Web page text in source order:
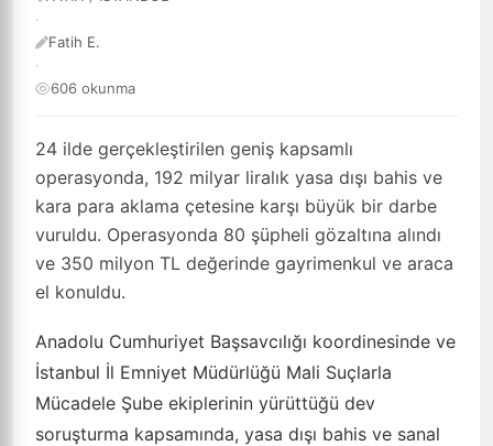
24 ilde gerçekleştirilen geniş kapsamlı
operasyonda, 192 milyar liralık yasa dışı bahis ve
kara para aklama çetesine karşı büyük bir darbe
vuruldu. Operasyonda 80 şüpheli gözaltına alındı
ve 350 milyon TL değerinde gayrimenkul ve araca
el konuldu.
·
Fatih E.
·
606 okunma
Anadolu Cumhuriyet Başsavcılığı koordinesinde ve
İstanbul İl Emniyet Müdürlüğü Mali Suçlarla
Mücadele Şube ekiplerinin yürüttüğü dev
soruşturma kapsamında, yasa dışı bahis ve sanal